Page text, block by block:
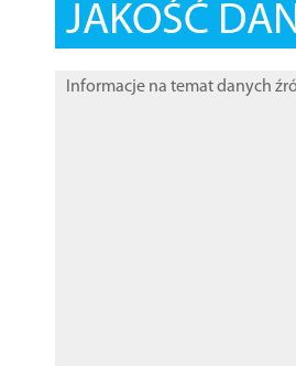
JAKOŚĆ
Informacje na temat danych